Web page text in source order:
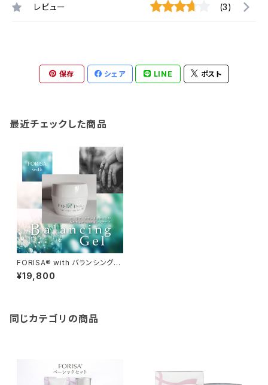
レビュー (3)
保存 シェア LINE ポスト
最近チェックした商品
FORISA®︎ with バランシング保
湿ジェル／FORISA®︎ with Bal
ancing Gel
¥19,800
同じカテゴリの商品